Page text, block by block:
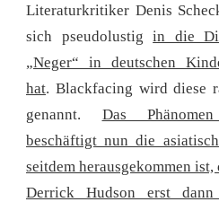
Literaturkritiker Denis
sich pseudolustigin die
„Neger“ in deutschen
hat. Blackfacing wird diese
genannt. Das
beschäftigt nun die
seitdem herausgekommen
Derrick Hudson erst